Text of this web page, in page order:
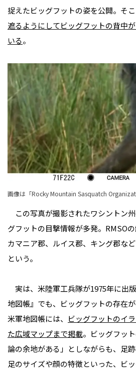
捉えたビッグフットの姿を公開。そこ
遮るようにしてビッグフットの背中
いる。
画像は「Rocky Mountain Sasquatch
この写真が撮影されたワシントン
グフットの目撃情報が多発。RMSO
カマニア郡、ルイス郡、キング郡な
という。
実は、米陸軍工兵隊が1975年に出
地図帳』でも、ビッグフットの存在
米軍地図帳には、 ビッグフットのイ
た広域マップまで掲載。ビッグフッ
論の余地がある」としながらも、足
足のサイズや顔の特徴といった、ビ